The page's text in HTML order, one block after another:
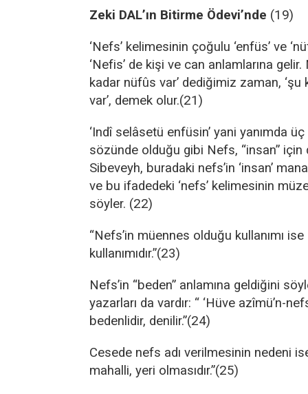
Zeki DAL’ın Bitirme Ödevi’nde (19)
‘Nefs’ kelimesinin çoğulu ‘enfüs’ ve
‘Nefis’ de kişi ve can anlamlarına
kadar nüfûs var’ dediğimiz zaman,
var’, demek olur.(21)
‘Indî selâsetü enfüsin’ yani yanımda
sözünde olduğu gibi Nefs, “insan” için
Sibeveyh, buradaki nefs’in ‘insan’
ve bu ifadedeki ‘nefs’ kelimesinin
söyler. (22)
“Nefs’in müennes olduğu kullanımı
kullanımıdır.”(23)
Nefs’in “beden” anlamına geldiğini
yazarları da vardır: “ ‘Hüve azîmü’n-
bedenlidir, denilir.”(24)
Cesede nefs adı verilmesinin nedeni
mahalli, yeri olmasıdır.”(25)